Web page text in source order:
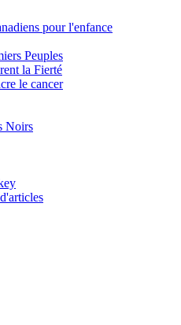
pour l'enfance
Peuples
la Fierté
le cancer
Noirs